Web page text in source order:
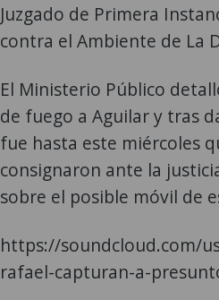
Juzgado de Primera
contra el Ambiente de La
El Ministerio Público
de fuego a Aguilar y tras
fue hasta este miércoles
consignaron ante la
sobre el posible móvil de
https://soundcloud.com/
rafael-capturan-a-